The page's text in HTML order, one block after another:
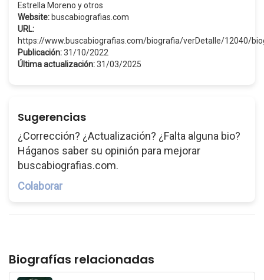
Estrella Moreno y otros
Website: buscabiografias.com
URL:
https://www.buscabiografias.com/biografia/verDetalle/12040/
Publicación:31/10/2022
Última actualización:31/03/2025
Sugerencias
¿Corrección? ¿Actualización? ¿Falta alguna bio?
Háganos saber su opinión para mejorar
buscabiografias.com.
Colaborar
Biografías relacionadas